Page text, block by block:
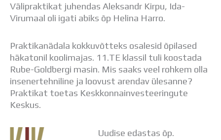
Välipraktikat juhendas Aleksandr Kirpu, Ida-
Virumaal oli igati abiks õp Helina Harro.
Praktikanädala kokkuvõtteks osalesid õpilased
häkatonil koolimajas. 11.TE klassil tuli koostada
Rube-Goldbergi masin. Mis saaks veel rohkem olla
insenertehniline ja loovust arendav ülesanne?
Praktikat toetas Keskkonnainvesteeringute
Keskus.
Uudise edastas õp.